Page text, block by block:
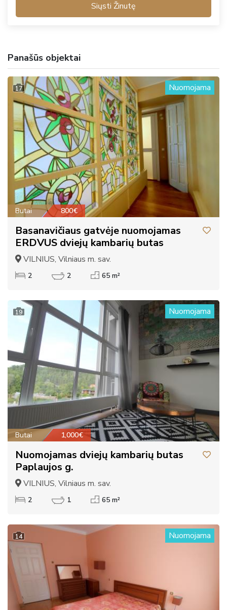
Siųsti Žinutę
Panašūs objektai
17 Nuomojama
Butai 800€
Basanavičiaus gatvėje nuomojamas
ERDVUS dviejų kambarių butas
VILNIUS, Vilniaus m. sav.
2 2 65 m²
19 Nuomojama
Butai 1,000€
Nuomojamas dviejų kambarių butas
Paplaujos g.
VILNIUS, Vilniaus m. sav.
2 1 65 m²
14 Nuomojama